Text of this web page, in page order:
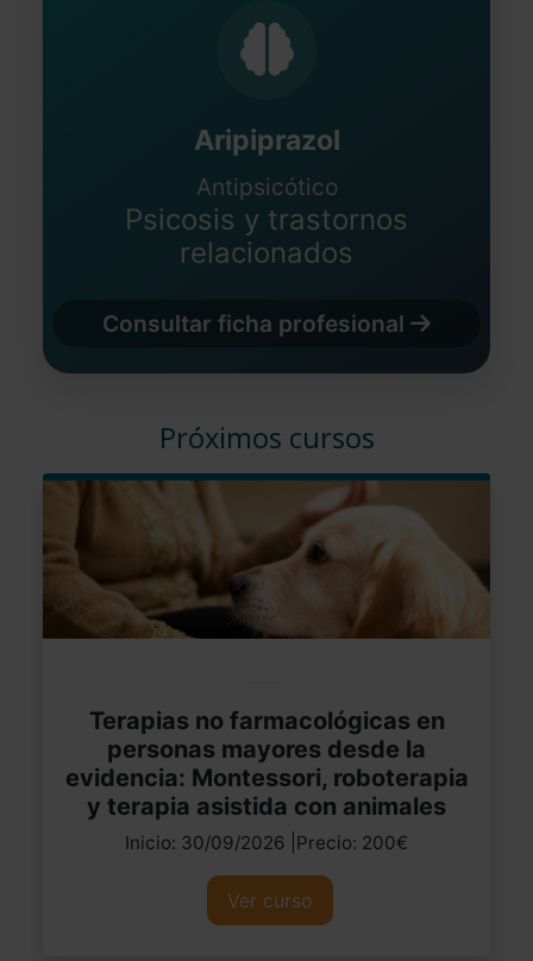
Aripiprazol
Antipsicótico
Psicosis y trastornos
relacionados
Consultar ficha profesional
Próximos cursos
Terapias no farmacológicas en
personas mayores desde la
evidencia: Montessori, roboterapia
y terapia asistida con animales
Inicio: 30/09/2026 |Precio: 200€
Ver curso